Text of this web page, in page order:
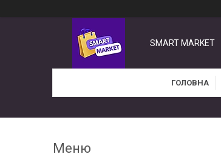
SMART MARKET
ГОЛОВНА